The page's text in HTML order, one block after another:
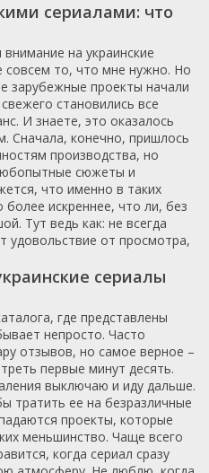
сериалами: что
на украинские
совсем то, что мне нужно. Но
зарубежные проекты начали
становились все
И знаете, это оказалось
Сначала, конечно, пришлось
производства, но
сюжеты и
что именно в таких
искреннее, что ли, без
Тут ведь как: не всегда
удовольствие от просмотра,
сериалы
где представлены
непросто. Часто
отзывов, но самое верное –
первые минут десять.
выключаю и иду дальше.
тратить ее на безразличные
проекты, которые
меньшинство. Чаще всего
когда сериал сразу